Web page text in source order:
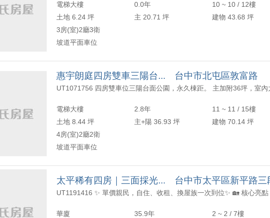
電梯大樓 0.0年
10 ~ 10 / 12樓
土地 6.24 坪
主 20.71 坪
建物 43.68 坪
3房(室)2廳3衛
坡道平面車位
惠宇朗庭四房雙車三陽台... 台中市北屯區敦富路
電梯大樓 2.8年
11 ~ 11 / 15樓
土地 8.44 坪
主+陽 36.93 坪
建物 70.14 坪
4房(室)2廳2衛
坡道平面車位
太平稀有四房｜三面採光... 台中市太平區新平路三
華廈 35.9年
2 ~ 2 / 7樓